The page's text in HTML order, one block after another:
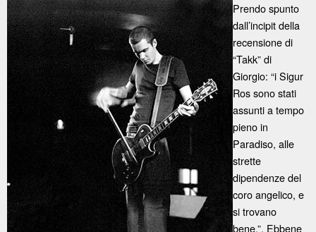
Prendo spunto
dall’incipit della
recensione di
“Takk” di
Giorgio: “i Sigur
Ros sono stati
assunti a tempo
pieno in
Paradiso, alle
strette
dipendenze del
coro angelico, e
si trovano
bene.”. Ebbene